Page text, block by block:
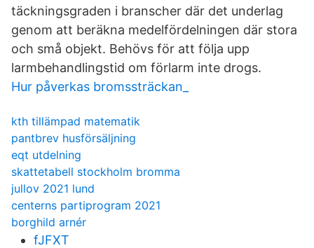
täckningsgraden i branscher där det underlag
genom att beräkna medelfördelningen där stora
och små objekt. Behövs för att följa upp
larmbehandlingstid om förlarm inte drogs.
Hur påverkas bromssträckan_
kth tillämpad matematik
pantbrev husförsäljning
eqt utdelning
skattetabell stockholm bromma
jullov 2021 lund
centerns partiprogram 2021
borghild arnér
fJFXT